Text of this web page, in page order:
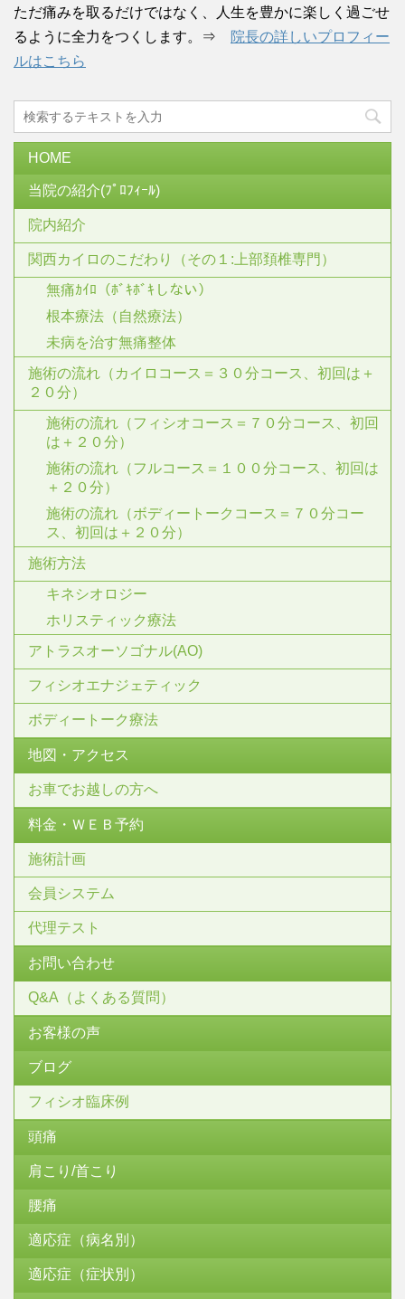
ただ痛みを取るだけではなく、人生を豊かに楽しく過ごせ
るように全力をつくします。⇒
院長の詳しいプロフィー
ルはこちら
HOME
当院の紹介(ﾌﾟﾛﾌｨｰﾙ)
院内紹介
関西カイロのこだわり（その１:上部頚椎専門）
無痛ｶｲﾛ（ﾎﾞｷﾎﾞｷしない）
根本療法（自然療法）
未病を治す無痛整体
施術の流れ（カイロコース＝３０分コース、初回は＋
２０分）
施術の流れ（フィシオコース＝７０分コース、初回
は＋２０分）
施術の流れ（フルコース＝１００分コース、初回は
＋２０分）
施術の流れ（ボディートークコース＝７０分コー
ス、初回は＋２０分）
施術方法
キネシオロジー
ホリスティック療法
アトラスオーソゴナル(AO)
フィシオエナジェティック
ボディートーク療法
地図・アクセス
お車でお越しの方へ
料金・ＷＥＢ予約
施術計画
会員システム
代理テスト
お問い合わせ
Q&A（よくある質問）
お客様の声
ブログ
フィシオ臨床例
頭痛
肩こり/首こり
腰痛
適応症（病名別）
適応症（症状別）